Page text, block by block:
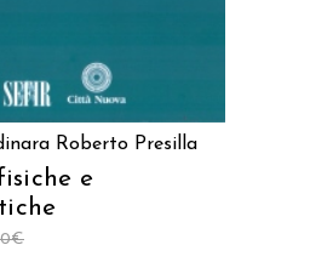
Roberto Presilla
e
€